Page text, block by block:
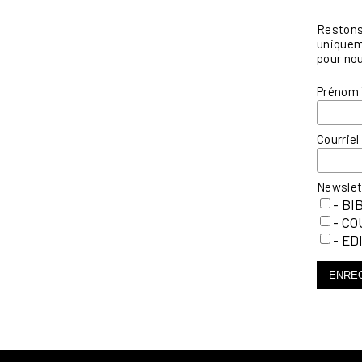
pour
Prénom
Courriel
-
-
-